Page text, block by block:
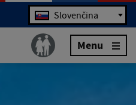
Jazyk Slovenčina
Menu